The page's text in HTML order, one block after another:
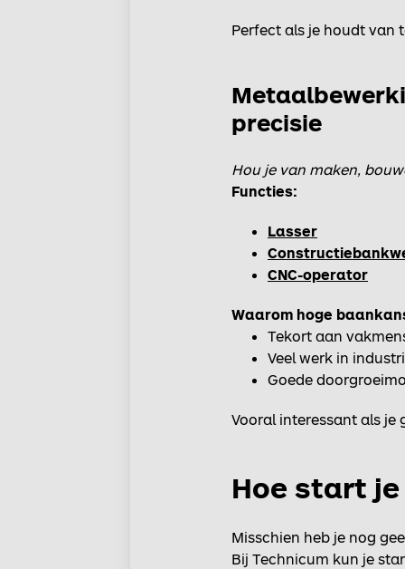
Perfect als je houdt van
precisie
Hou je van maken,
Functies:
Lasser
CNC-operator
Waarom hoge
Tekort aan
Veel werk in
Goede
Vooral interessant als
Hoe start
Misschien heb je nog
Bij Technicum kun je